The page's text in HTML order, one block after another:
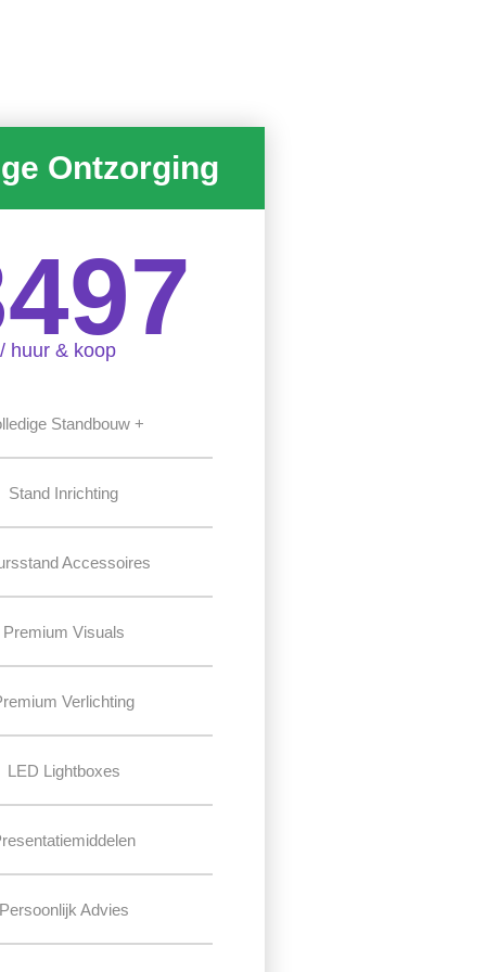
Ontzorging
/ huur & koop
Standbouw +
Stand Inrichting
Accessoires
Premium Visuals
Verlichting
LED Lightboxes
Advies